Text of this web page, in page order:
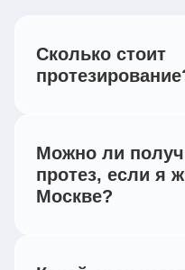
Сколько стоит
законодательству,
инвалидов, при
индивидуальной
техническими
Можно ли
протез, если я
Москве?
сотрудничаем с